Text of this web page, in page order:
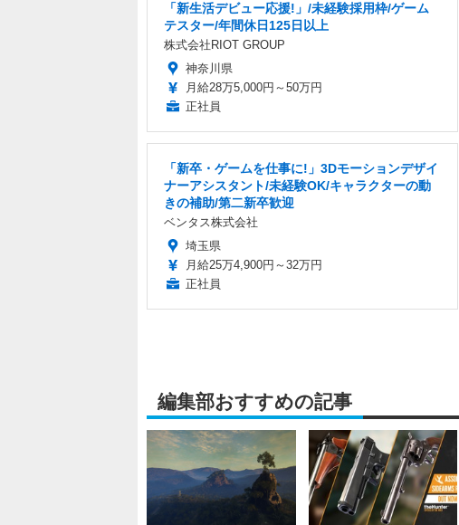
「新生活デビュー応援!」/未経験採用枠/ゲーム
テスター/年間休日125日以上
株式会社RIOT GROUP
神奈川県
月給28万5,000円～50万円
正社員
「新卒・ゲームを仕事に!」3Dモーションデザイ
ナーアシスタント/未経験OK/キャラクターの動
きの補助/第二新卒歓迎
ベンタス株式会社
埼玉県
月給25万4,900円～32万円
正社員
編集部おすすめの記事